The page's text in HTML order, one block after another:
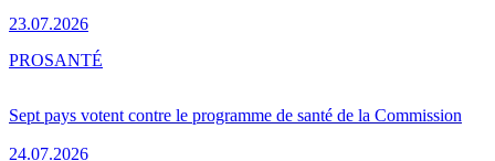
23.07.2026
Sept pays votent contre le programme de santé de la Commission
24.07.2026
PROSANTÉ